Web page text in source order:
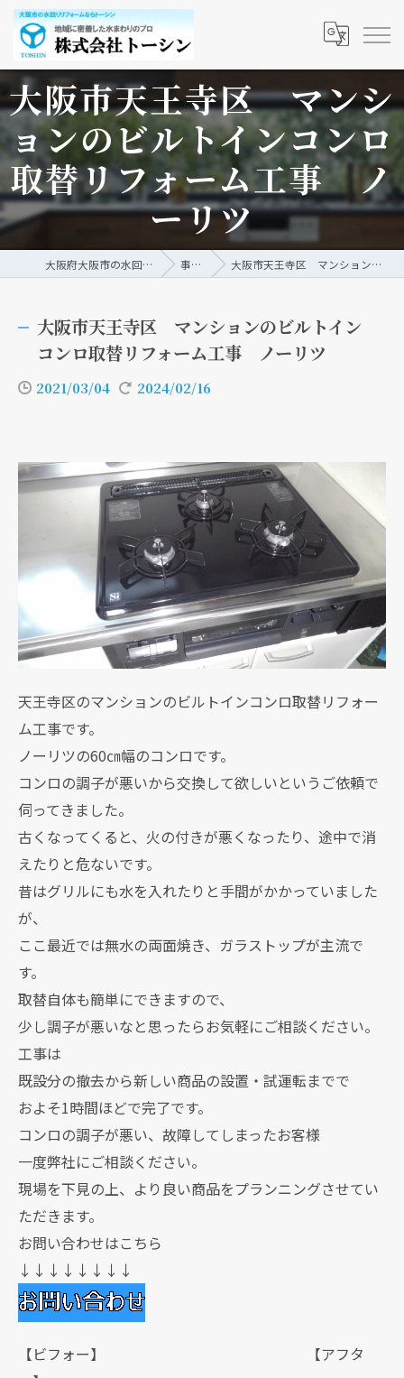
大阪市天王寺区 マンシ
ョンのビルトインコンロ
取替リフォーム工事 ノ
ーリツ
大阪府大阪市の水回りリフォームなら株式会社トーシン 事例/ブログ 大阪市天王寺区 マンションのビルトインコンロ取替リフォーム工事 ノーリツ
大阪市天王寺区 マンションのビルトイン
コンロ取替リフォーム工事 ノーリツ
2021/03/04 2024/02/16
天王寺区のマンションのビルトインコンロ取替リフォー
ム工事です。
ノーリツの60㎝幅のコンロです。
コンロの調子が悪いから交換して欲しいというご依頼で
伺ってきました。
古くなってくると、火の付きが悪くなったり、途中で消
えたりと危ないです。
昔はグリルにも水を入れたりと手間がかかっていました
が、
ここ最近では無水の両面焼き、ガラストップが主流で
す。
取替自体も簡単にできますので、
少し調子が悪いなと思ったらお気軽にご相談ください。
工事は
既設分の撤去から新しい商品の設置・試運転までで
およそ1時間ほどで完了です。
コンロの調子が悪い、故障してしまったお客様
一度弊社にご相談ください。
現場を下見の上、より良い商品をプランニングさせてい
ただきます。
お問い合わせはこちら
↓↓↓↓↓↓↓↓
【ビフォー】 【アフタ